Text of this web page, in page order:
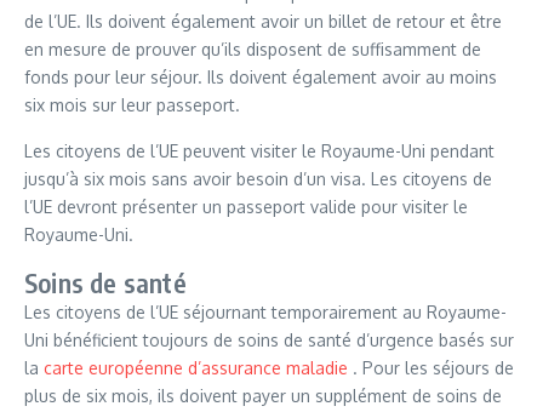
de l’UE. Ils doivent également avoir un billet de retour et être
en mesure de prouver qu’ils disposent de suffisamment de
fonds pour leur séjour. Ils doivent également avoir au moins
six mois sur leur passeport.
Les citoyens de l’UE peuvent visiter le Royaume-Uni pendant
jusqu’à six mois sans avoir besoin d’un visa. Les citoyens de
l’UE devront présenter un passeport valide pour visiter le
Royaume-Uni.
Soins de santé
Les citoyens de l’UE séjournant temporairement au Royaume-
Uni bénéficient toujours de soins de santé d’urgence basés sur
la carte européenne d’assurance maladie . Pour les séjours de
plus de six mois, ils doivent payer un supplément de soins de